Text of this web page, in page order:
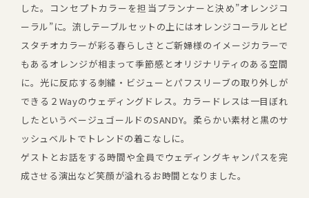
した。コンセプトカラーを担当プランナーと決め”オレンジコ
ーラル”に。流しテーブルセットの上にはオレンジコーラルとピ
スタチオカラーが彩る春らしさとご新婦様のイメージカラーで
もあるオレンジが相まって季節感とオリジナリティのある空間
に。光に反応する刺繍・ビジューとパフスリーブの取り外しが
できる２Wayのウェディングドレス。カラードレスは一目ぼれ
したというベージュゴールドのSANDY。柔らかい素材と黒のサ
ッシュベルトでトレンドの着こなしに。
ゲストとお話をする時間や全員でウェディングキャンパスを完
成させる演出など笑顔が溢れるお時間となりました。